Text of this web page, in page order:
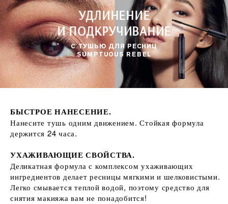
УДЛИНЕНИЕ
И ПОДКРУЧИВАНИЕ
С ТУШЬЮ ДЛЯ РЕСНИЦ
SUMPTUOUS REBEL
БЫСТРОЕ НАНЕСЕНИЕ.
Нанесите тушь одним движением. Стойкая формула
держится 24 часа.
УХАЖИВАЮЩИЕ СВОЙСТВА.
Деликатная формула с комплексом ухаживающих
ингредиентов делает ресницы мягкими и шелковистыми.
Легко смывается теплой водой, поэтому средство для
снятия макияжа вам не понадобится!